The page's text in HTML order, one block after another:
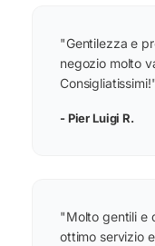
"Gentilezza e
negozio molto
Consigliatissimi!"
- Pier Luigi R.
"Molto gentili e
ottimo servizio